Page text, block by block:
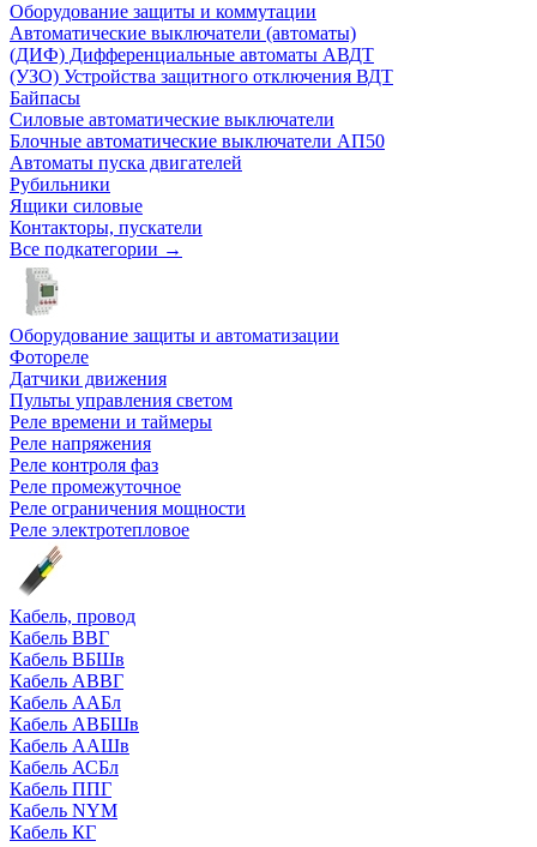
Оборудование защиты и коммутации
Автоматические выключатели (автоматы)
(ДИФ) Дифференциальные автоматы АВДТ
(УЗО) Устройства защитного отключения ВДТ
Байпасы
Силовые автоматические выключатели
Блочные автоматические выключатели АП50
Автоматы пуска двигателей
Рубильники
Ящики силовые
Контакторы, пускатели
Все подкатегории →
Оборудование защиты и автоматизации
Фотореле
Датчики движения
Пульты управления светом
Реле времени и таймеры
Реле напряжения
Реле контроля фаз
Реле промежуточное
Реле ограничения мощности
Реле электротепловое
Кабель, провод
Кабель ВВГ
Кабель ВБШв
Кабель АВВГ
Кабель ААБл
Кабель АВБШв
Кабель ААШв
Кабель АСБл
Кабель ППГ
Кабель NYM
Кабель КГ